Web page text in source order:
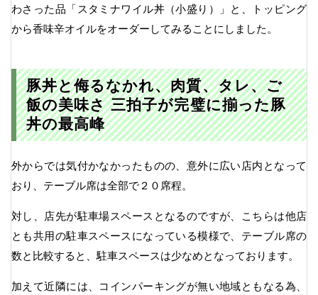
わさった品「スタミナワイル丼（小盛り）」と、トッピング
から香味辛オイルをオーダーしてみることにしました。
豚丼と侮るなかれ、肉質、タレ、ご
飯の美味さ 三拍子が完璧に揃った豚
丼の最高峰
外からでは気付かなかったものの、意外に広い店内となって
おり、テーブル席は全部で２０席程。
対し、店先が駐車場スペースとなるのですが、こちらは他店
とも共用の駐車スペースになっている模様で、テーブル席の
数と比較すると、駐車スペースは少なめとなっております。
加えて近隣には、コインパーキングが無い地域ともなる為、